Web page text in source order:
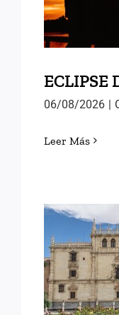
ECLIPSE
06/08/2026 |
Leer Más